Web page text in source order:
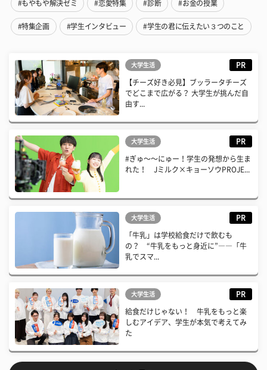
#もやもや解決ゼミ #恋愛特集 #診断 #お金の授業
#特集企画 #学生インタビュー #学生の君に伝えたい３つのこと
大学生活 PR
【チーズ好き必見】ブッラータチーズ
でどこまで広がる？ 大学生が挑んだ自
由す...
大学生活 PR
#ぎゅ〜〜にゅー！学生の発想から生ま
れた！ Jミルク×キョーソウPROJE...
大学生活 PR
「牛乳」は学校給食だけで飲むも
の？ “牛乳をもっと身近に”――「牛
乳でスマ...
大学生活 PR
給食だけじゃない！ 牛乳をもっと楽
しむアイデア、学生が本気で考えてみ
た